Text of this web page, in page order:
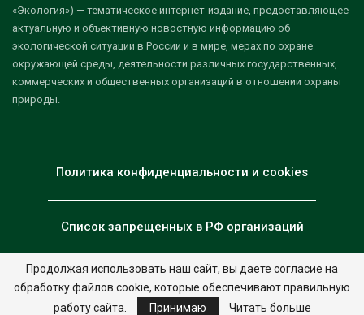
«Экология») — тематическое интернет-издание, предоставляющее
актуальную и объективную новостную информацию об
экологической ситуации в России и в мире, мерах по охране
окружающей среды, деятельности различных государственных,
коммерческих и общественных организаций в отношении охраны
природы.
Политика конфиденциальности и cookies
Список запрещенных в РФ организаций
© 2026 - НИА "Экология". Все права защищены. Дизайн:nia.eco
Продолжая использовать наш сайт, вы даете согласие на
обработку файлов cookie, которые обеспечивают правильную
работу сайта.
Принимаю Читать больше